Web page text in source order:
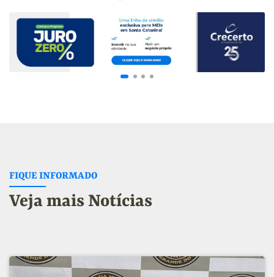
FIQUE INFORMADO
Veja mais Notícias